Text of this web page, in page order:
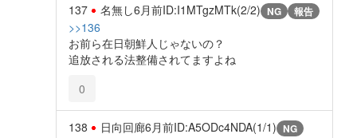
137 名無し6月前ID:I1MTgzMTk(2/2) NG 報告
>>136
お前ら在日朝鮮人じゃないの？
追放される法整備されてますよね
0
138 日向回廊6月前ID:A5ODc4NDA(1/1) NG